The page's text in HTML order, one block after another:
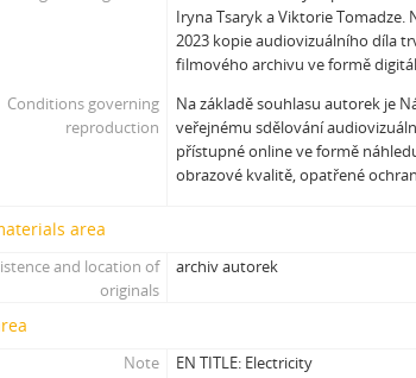
Iryna Tsaryk a Viktorie
2023 kopie audiovizuálního díla
filmového archivu ve formě
Conditions governing
reproduction
Na základě souhlasu autorek je
veřejnému sdělování
přístupné online ve formě
obrazové kvalitě, opatřené
area
and location of
originals
archiv autorek
Note EN TITLE: Electricity